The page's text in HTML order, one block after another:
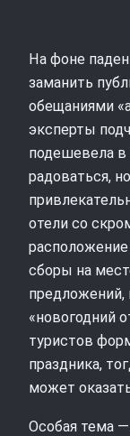
На фоне
заманить
обещаниями
эксперты
подешевела в
радоваться,
отели со
сборы на
«новогодний
туристов
праздника,
может
Особая тема —